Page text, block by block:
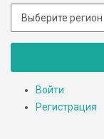
Войти
Регистрация